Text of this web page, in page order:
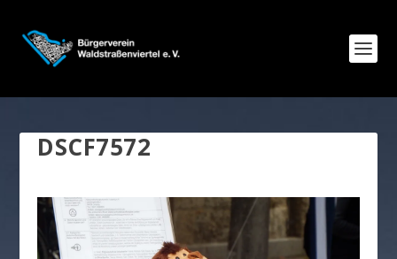
DSCF7572